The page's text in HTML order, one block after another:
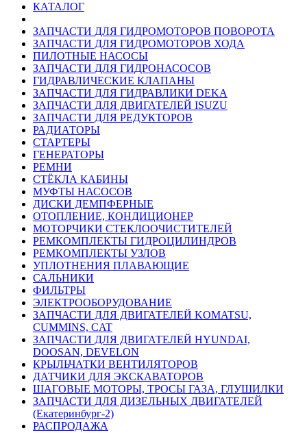
КАТАЛОГ
ЗАПЧАСТИ ДЛЯ ГИДРОМОТОРОВ ПОВОРОТА
ЗАПЧАСТИ ДЛЯ ГИДРОМОТОРОВ ХОДА
ПИЛОТНЫЕ НАСОСЫ
ЗАПЧАСТИ ДЛЯ ГИДРОНАСОСОВ
ГИДРАВЛИЧЕСКИЕ КЛАПАНЫ
ЗАПЧАСТИ ДЛЯ ГИДРАВЛИКИ DEKA
ЗАПЧАСТИ ДЛЯ ДВИГАТЕЛЕЙ ISUZU
ЗАПЧАСТИ ДЛЯ РЕДУКТОРОВ
РАДИАТОРЫ
СТАРТЕРЫ
ГЕНЕРАТОРЫ
РЕМНИ
СТЁКЛА КАБИНЫ
МУФТЫ НАСОСОВ
ДИСКИ ДЕМПФЕРНЫЕ
ОТОПЛЕНИЕ, КОНДИЦИОНЕР
МОТОРЧИКИ СТЕКЛООЧИСТИТЕЛЕЙ
РЕМКОМПЛЕКТЫ ГИДРОЦИЛИНДРОВ
РЕМКОМПЛЕКТЫ УЗЛОВ
УПЛОТНЕНИЯ ПЛАВАЮЩИЕ
САЛЬНИКИ
ФИЛЬТРЫ
ЭЛЕКТРООБОРУДОВАНИЕ
ЗАПЧАСТИ ДЛЯ ДВИГАТЕЛЕЙ KOMATSU,
CUMMINS, CAT
ЗАПЧАСТИ ДЛЯ ДВИГАТЕЛЕЙ HYUNDAI,
DOOSAN, DEVELON
КРЫЛЬЧАТКИ ВЕНТИЛЯТОРОВ
ДАТЧИКИ ДЛЯ ЭКСКАВАТОРОВ
ШАГОВЫЕ МОТОРЫ, ТРОСЫ ГАЗА, ГЛУШИЛКИ
ЗАПЧАСТИ ДЛЯ ДИЗЕЛЬНЫХ ДВИГАТЕЛЕЙ
(Екатеринбург-2)
РАСПРОДАЖА